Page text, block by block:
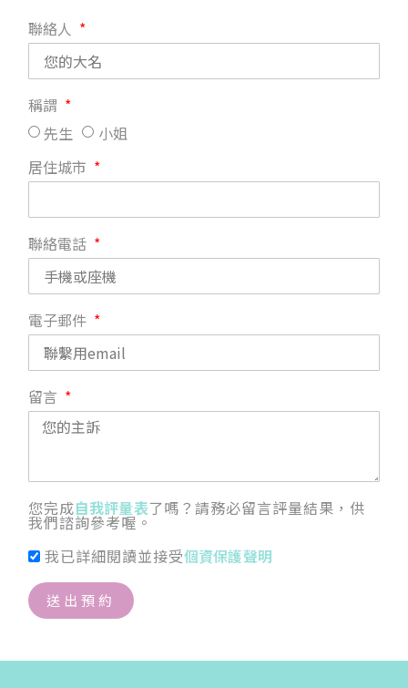
聯絡人
稱謂
先生
小姐
居住城市
聯絡電話
電子郵件
留言
您完成自我評量表了嗎？請務必留言評量結果，供
我們諮詢參考喔。
我已詳細閱讀並接受個資保護聲明
送出預約